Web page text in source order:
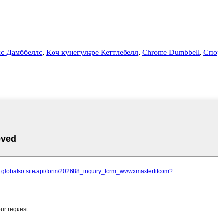
Дамббеллс, Көч күнегүләре Кеттлебелл, Chrome Dumbbell,